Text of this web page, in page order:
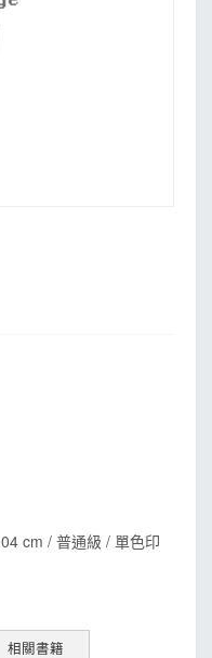
cm / 普通級 / 單色印
相關書籍